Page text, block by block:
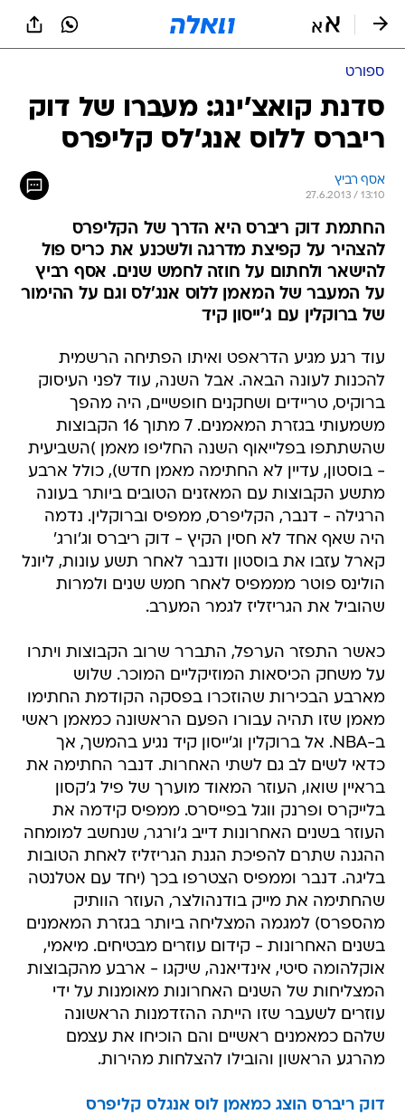
ספורט
סדנת קואצ'ינג: מעברו של דוק
ריברס ללוס אנג'לס קליפרס
אסף רביץ
27.6.2013 / 13:10
החתמת דוק ריברס היא הדרך של הקליפרס
להצהיר על קפיצת מדרגה ולשכנע את כריס פול
להישאר ולחתום על חוזה לחמש שנים. אסף רביץ
על המעבר של המאמן ללוס אנג'לס וגם על ההימור
של ברוקלין עם ג'ייסון קיד
עוד רגע מגיע הדראפט ואיתו הפתיחה הרשמית
להכנות לעונה הבאה. אבל השנה, עוד לפני העיסוק
ברוקיס, טריידים ושחקנים חופשיים, היה מהפך
משמעותי בגזרת המאמנים. 7 מתוך 16 הקבוצות
שהשתתפו בפלייאוף השנה החליפו מאמן )השביעית
- בוסטון, עדיין לא החתימה מאמן חדש), כולל ארבע
מתשע הקבוצות עם המאזנים הטובים ביותר בעונה
הרגילה - דנבר, הקליפרס, ממפיס וברוקלין. נדמה
היה שאף אחד לא חסין הקיץ - דוק ריברס וג'ורג'
קארל עזבו את בוסטון ודנבר לאחר תשע עונות, ליונל
הולינס פוטר מממפיס לאחר חמש שנים ולמרות
שהוביל את הגריזליז לגמר המערב.
כאשר התפזר הערפל, התברר שרוב הקבוצות ויתרו
על משחק הכיסאות המוזיקליים המוכר. שלוש
מארבע הבכירות שהוזכרו בפסקה הקודמת החתימו
מאמן שזו תהיה עבורו הפעם הראשונה כמאמן ראשי
ב-NBA. אל ברוקלין וג'ייסון קיד נגיע בהמשך, אך
כדאי לשים לב גם לשתי האחרות. דנבר החתימה את
בראיין שואו, העוזר המאוד מוערך של פיל ג'קסון
בלייקרס ופרנק ווגל בפייסרס. ממפיס קידמה את
העוזר בשנים האחרונות דייב ג'ורגר, שנחשב למומחה
ההגנה שתרם להפיכת הגנת הגריזליז לאחת הטובות
בליגה. דנבר וממפיס הצטרפו בכך (יחד עם אטלנטה
שהחתימה את מייק בודנהולצר, העוזר הוותיק
מהספרס) למגמה המצליחה ביותר בגזרת המאמנים
בשנים האחרונות - קידום עוזרים מבטיחים. מיאמי,
אוקלהומה סיטי, אינדיאנה, שיקגו - ארבע מהקבוצות
המצליחות של השנים האחרונות מאומנות על ידי
עוזרים לשעבר שזו הייתה ההזדמנות הראשונה
שלהם כמאמנים ראשיים והם הוכיחו את עצמם
מהרגע הראשון והובילו להצלחות מהירות.
דוק ריברס הוצג כמאמן לוס אנגלס קליפרס